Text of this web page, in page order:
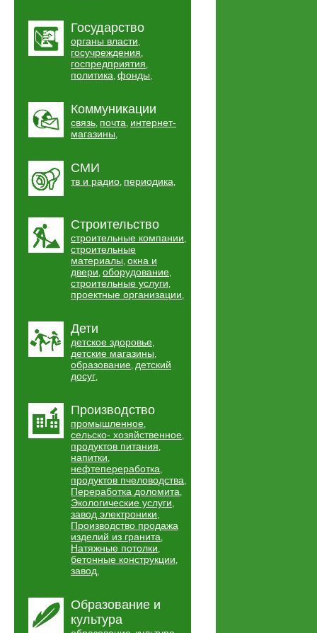
Государство
органы власти,
госучреждения,
госпредприятия,
политика, фонды,
Коммуникации
связь, почта, интернет-
магазины,
СМИ
тв и радио, периодика,
Строительство
строительные компании,
строительные
материалы, окна и
двери, оборудование,
строительные услуги,
проектные организации,
Дети
детское здоровье,
детские магазины,
образование, детский
досуг,
Производство
промышленное,
сельско- хозяйственное,
продуктов питания,
напитки,
нефтепереработка,
продуктов пчеловодства,
Переработка доломита,
Экологические услуги,
завод электроники,
Производство продажа
изделий из гранита,
Натяжные потолки,
бетонные конструкции,
завод,
Образование и
культура